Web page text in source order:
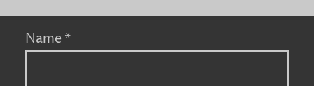
Name *